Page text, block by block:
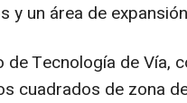
y un área de
Tecnología de Vía,
cuadrados de zona